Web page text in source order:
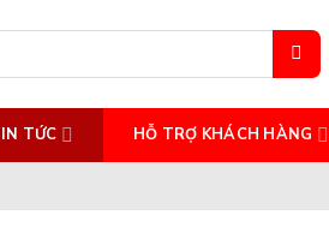
TỨC HỖ TRỢ KHÁCH HÀNG